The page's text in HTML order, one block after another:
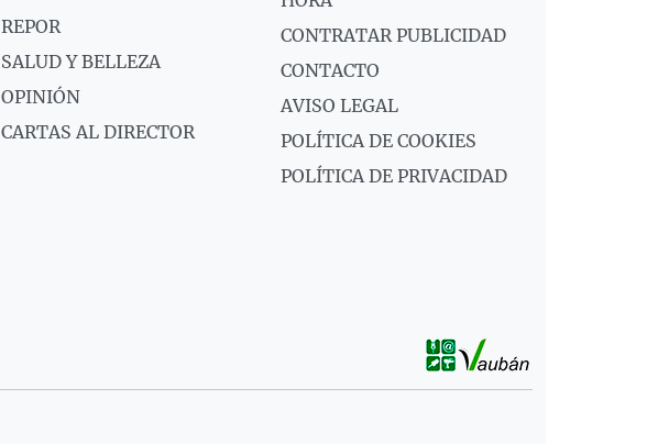
REPOR
SALUD Y BELLEZA
OPINIÓN
CARTAS AL DIRECTOR
CONTRATAR PUBLICIDAD
CONTACTO
AVISO LEGAL
POLÍTICA DE COOKIES
POLÍTICA DE PRIVACIDAD